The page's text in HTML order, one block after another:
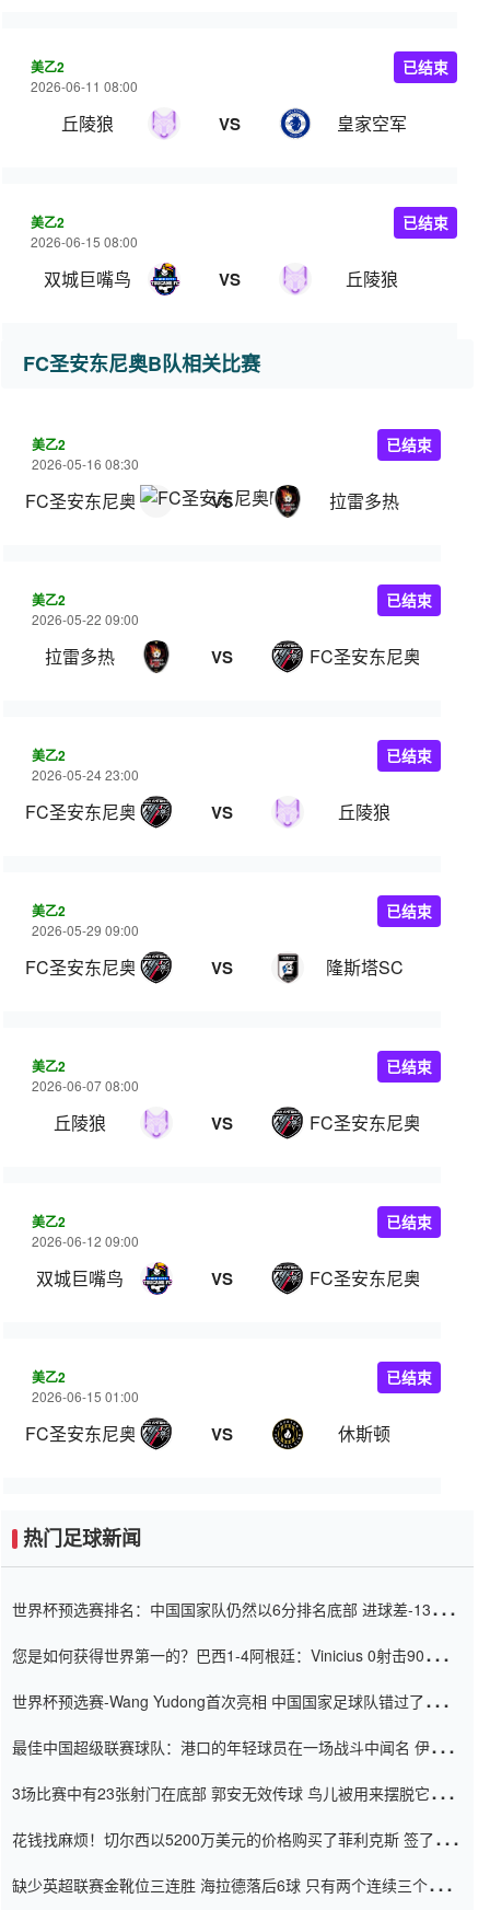
美乙2
2026-06-11 08:00
丘陵狼 VS 皇家空军
已结束
美乙2
2026-06-15 08:00
双城巨嘴鸟 VS 丘陵狼
已结束
FC圣安东尼奥B队相关比赛
美乙2
2026-05-16 08:30
FC圣安东尼奥B队 VS 拉雷多热
已结束
美乙2
2026-05-22 09:00
拉雷多热 VS FC圣安东尼奥B队
已结束
美乙2
2026-05-24 23:00
FC圣安东尼奥B队 VS 丘陵狼
已结束
美乙2
2026-05-29 09:00
FC圣安东尼奥B队 VS 隆斯塔SC
已结束
美乙2
2026-06-07 08:00
丘陵狼 VS FC圣安东尼奥B队
已结束
美乙2
2026-06-12 09:00
双城巨嘴鸟 VS FC圣安东尼奥B队
已结束
美乙2
2026-06-15 01:00
FC圣安东尼奥B队 VS 休斯顿
已结束
热门足球新闻
世界杯预选赛排名：中国国家队仍然以6分排名底部 进球差-13令人
您是如何获得世界第一的？巴西1-4阿根廷：Vinicius 0射击90分钟
世界杯预选赛-Wang Yudong首次亮相 中国国家足球队错过了世界
最佳中国超级联赛球队：港口的年轻球员在一场战斗中闻名 伊万放
3场比赛中有23张射门在底部 郭安无效传球 鸟儿被用来摆脱它
花钱找麻烦！切尔西以5200万美元的价格购买了菲利克斯 签了7年
缺少英超联赛金靴位三连胜 海拉德落后6球 只有两个连续三个连续